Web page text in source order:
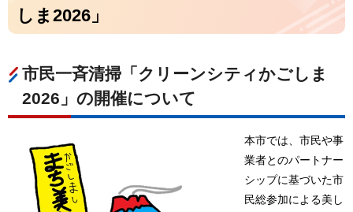
しま2026」
市民一斉清掃「クリーンシティかごしま
2026」の開催について
本市では、市民や事
業者とのパートナー
シップに基づいた市
民総参加による美し